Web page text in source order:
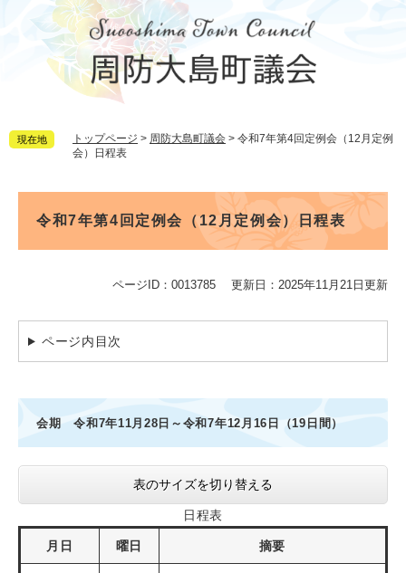
す。
し
現在地 トップページ > 周防大島町議会 > 令和7年第4回定例会（12月定例
会）日程表
令和7年第4回定例会（12月定例会）日程表
ページID：0013785 更新日：2025年11月21日更新
ページ内目次
会期 令和7年11月28日～令和7年12月16日（19日間）
表のサイズを切り替える
日程表
月日 曜日 摘要